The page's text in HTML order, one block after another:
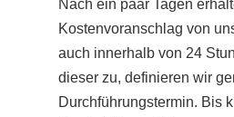
Nach ein paar Tagen
Kostenvoranschlag von
auch innerhalb von 24
dieser zu, definieren wir
Durchführungstermin. Bis